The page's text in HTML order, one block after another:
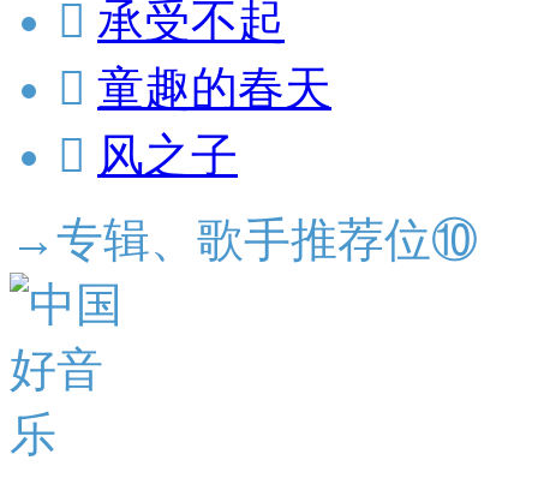
 承受不起
 童趣的春天
 风之子
→专辑、歌手推荐位⑩